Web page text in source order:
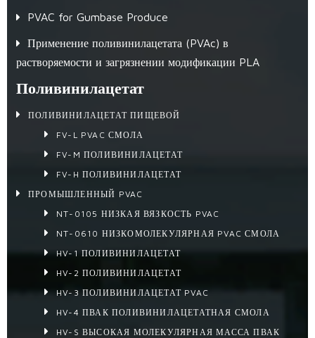
PVAC for Gumbase Produce
Применение поливинилацетата (PVAc) в
растворяемости и загрязнении модификации PLA
Поливинилацетат
ПОЛИВИНИЛАЦЕТАТ ПИЩЕВОЙ
FV-L PVAC СМОЛА
FV-M ПОЛИВИНИЛАЦЕТАТ
FV-H ПОЛИВИНИЛАЦЕТАТ
ПРОМЫШЛЕННЫЙ PVAC
NT-0105 НИЗКАЯ ВЯЗКОСТЬ PVAC
NT-0610 НИЗКОМОЛЕКУЛЯРНАЯ PVAC СМОЛА
HV-1 ПОЛИВИНИЛАЦЕТАТ
HV-2 ПОЛИВИНИЛАЦЕТАТ
HV-3 ПОЛИВИНИЛАЦЕТАТ PVAC
HV-4 ПВАК ПОЛИВИНИЛАЦЕТАТНАЯ СМОЛА
HV-S ВЫСОКАЯ МОЛЕКУЛЯРНАЯ МАССА ПВАК